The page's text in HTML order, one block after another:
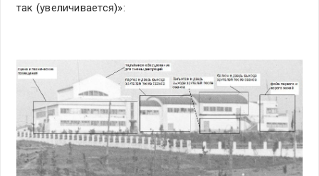
так (увеличивается)»: